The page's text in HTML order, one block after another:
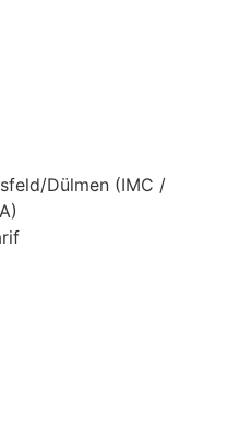
Dülmen (IMC /